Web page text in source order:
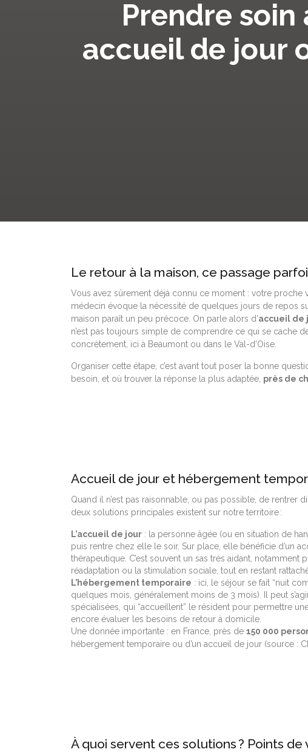
Prendre soin
accueil de jour
Le retour à la maison, ce passage
Vous avez sûrement déjà connu ce moment : votre proche
médecin évoque la nécessité de quelques jours de repos
maison paraît un peu précoce. On parle alors d’accueil de
n’est pas toujours simple de comprendre ce qui se cache
concrètement, ici à Beaumont ou dans le Val-d’Oise.
Organiser cette étape, c’est avant tout poser la bonne
besoin, et où trouver la réponse la plus adaptée, près de
Accueil de jour et hébergement
Quand il n’est pas raisonnable, ou pas possible, de rentrer
deux solutions principales existent sur notre territoire :
L’accueil de jour : la personne âgée (ou en situation de
puis rentre chez elle le soir. Sur place, elle bénéficie d’un
thérapeutique. C’est souvent un sas très aidant,
réadaptation ou la stimulation sociale, tout en restant
L’hébergement temporaire : ici, le séjour se fait “nuit
quelques mois, généralement moins de 3 mois). Il peut
spécialisées, qui “accueillent” le résident pour permettre
encore évaluer les besoins de retour à domicile.
Une donnée importante : en France, près de 150 000
hébergement temporaire ou d’un accueil de jour (source :
À quoi servent ces solutions ? Points de